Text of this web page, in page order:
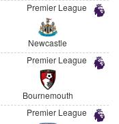
Premier League
Newcastle
Premier League
Bournemouth
Premier League